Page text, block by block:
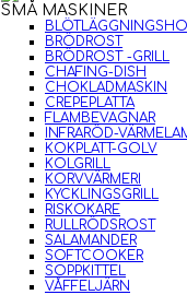
SMÅ MASKINER
BLÖTLÄGGNINGSHO
BRÖDROST
BRÖDROST -GRILL
CHAFING-DISH
CHOKLADMASKIN
CREPEPLATTA
FLAMBEVAGNAR
INFRARÖD-
KOKPLATT-GOLV
KOLGRILL
KORVVÄRMERI
KYCKLINGSGRILL
RISKOKARE
RULLRÖDSROST
SALAMANDER
SOFTCOOKER
SOPPKITTEL
VÅFFELJÄRN